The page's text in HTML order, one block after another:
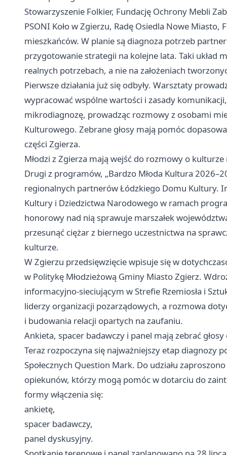
Stowarzyszenie Folkier, Fundację Ochrony Mebli
PSONI Koło w Zgierzu, Radę Osiedla Nowe Miasto,
mieszkańców. W planie są diagnoza potrzeb
przygotowanie strategii na kolejne lata. Taki układ
realnych potrzebach, a nie na założeniach
Pierwsze działania już się odbyły. Warsztaty
wypracować wspólne wartości i zasady
mikrodiagnozę, prowadząc rozmowy z osobami
Kulturowego. Zebrane głosy mają pomóc
części Zgierza.
Młodzi z Zgierza mają wejść do rozmowy o kulturze
Drugi z programów, „Bardzo Młoda Kultura
regionalnych partnerów Łódzkiego Domu Kultury.
Kultury i Dziedzictwa Narodowego w ramach
honorowy nad nią sprawuje marszałek
przesunąć ciężar z biernego uczestnictwa na
kulturze.
W Zgierzu przedsięwzięcie wpisuje się w
w Politykę Młodzieżową Gminy Miasto Zgierz.
informacyjno-sieciującym w Strefie Rzemiosła i
liderzy organizacji pozarządowych, a rozmowa
i budowania relacji opartych na zaufaniu.
Ankieta, spacer badawczy i panel mają zebrać
Teraz rozpoczyna się najważniejszy etap diagnozy
Społecznych Question Mark. Do udziału
opiekunów, którzy mogą pomóc w dotarciu do
formy włączenia się:
ankietę,
spacer badawczy,
panel dyskusyjny.